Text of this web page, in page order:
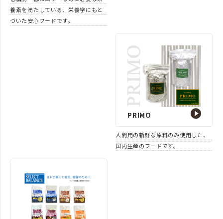
養素を満たしている、栄養学にもと
づいた安心フードです。
PRIMO
人間用の新鮮な原料のみ使用した、
国内生産のフードです。